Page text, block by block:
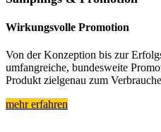
Wirkungsvolle Promotion
Von der Konzeption bis zur
umfangreiche, bundesweite
Produkt zielgenau zum
mehr erfahren